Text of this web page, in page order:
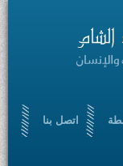
اتصل بنا